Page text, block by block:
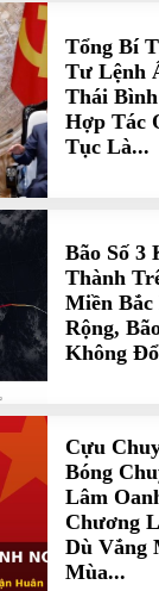
Tổng Bí
Tư Lệnh
Thái
Hợp Tác
Tục Là...
Bão Số
Thành
Miền
Rộng,
Không
Cựu
Bóng
Lâm
Chương
Dù Vắng
Mùa...